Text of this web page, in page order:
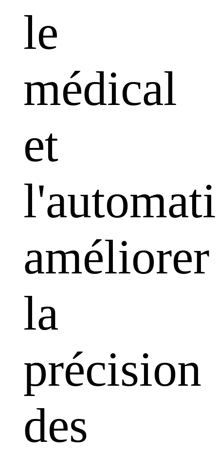
le
médical
et
améliorer
la
précision
des